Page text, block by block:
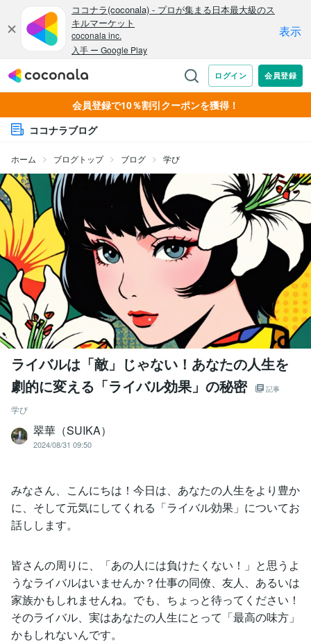
会員登録で10％割引クーポンを獲得！
ココナラブログ
ホーム ブログトップ ブログ 学び
ライバルは「敵」じゃない！あなたの人生を
劇的に変える「ライバル効果」の秘密
記事
学び
翠華（SUIKA）
2024/08/31 09:50
みなさん、こんにちは！今日は、あなたの人生をより豊か
に、そして元気にしてくれる「ライバル効果」についてお
話しします。
皆さんの周りに、「あの人には負けたくない！」と思うよ
うなライバルはいませんか？仕事の同僚、友人、あるいは
家族かもしれませんね。でも、ちょっと待ってください！
そのライバル、実はあなたの人生にとって「最高の味方」
かもしれないんです。